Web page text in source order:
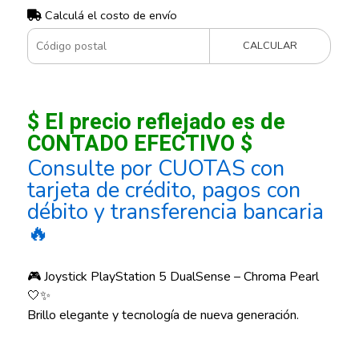
Calculá el costo de envío
CALCULAR
$ El precio reflejado es de
CONTADO EFECTIVO $
Consulte por CUOTAS con
tarjeta de crédito, pagos con
débito y transferencia bancaria
🔥
🎮 Joystick PlayStation 5 DualSense – Chroma Pearl
🤍✨
Brillo elegante y tecnología de nueva generación.